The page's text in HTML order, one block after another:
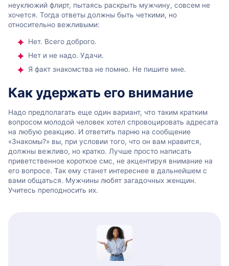
неуклюжий флирт, пытаясь раскрыть мужчину, совсем не
хочется. Тогда ответы должны быть четкими, но
относительно вежливыми:
Нет. Всего доброго.
Нет и не надо. Удачи.
Я факт знакомства не помню. Не пишите мне.
Как удержать его внимание
Надо предполагать еще один вариант, что таким кратким
вопросом молодой человек хотел спровоцировать адресата
на любую реакцию. И ответить парню на сообщение
«Знакомы?» вы, при условии того, что он вам нравится,
должны вежливо, но кратко. Лучше просто написать
приветственное короткое смс, не акцентируя внимание на
его вопросе. Так ему станет интереснее в дальнейшем с
вами общаться. Мужчины любят загадочных женщин.
Учитесь преподносить их.